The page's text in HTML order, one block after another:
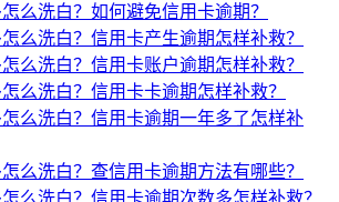
么洗白？如何避免信用卡逾期？
么洗白？信用卡产生逾期怎样补救？
么洗白？信用卡账户逾期怎样补救？
么洗白？信用卡卡逾期怎样补救？
么洗白？信用卡逾期一年多了怎样补
么洗白？查信用卡逾期方法有哪些？
么洗白？信用卡逾期次数多怎样补救？